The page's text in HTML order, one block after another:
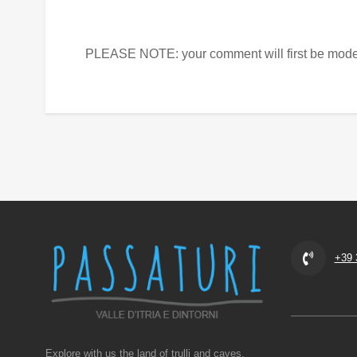
PLEASE NOTE: your comment will first be
Explore with us the land of trulli and caves,
+39